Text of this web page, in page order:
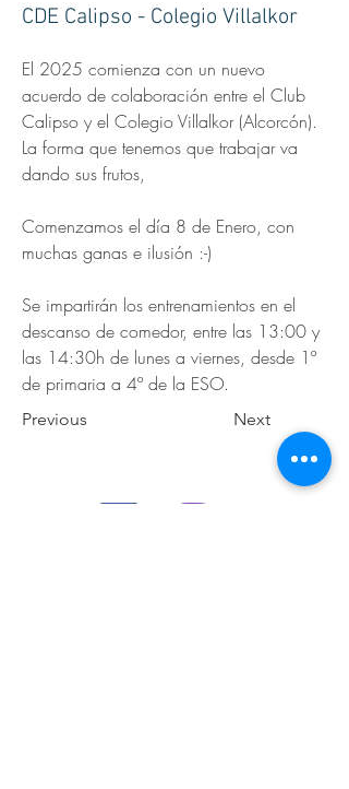
CDE Calipso - Colegio Villalkor
Previous Next
El 2025 comienza con un nuevo
acuerdo de colaboración entre el Club
Calipso y el Colegio Villalkor (Alcorcón).
La forma que tenemos que trabajar va
dando sus frutos,
Comenzamos el día 8 de Enero, con
muchas ganas e ilusión :-)
Se impartirán los entrenamientos en el
descanso de comedor, entre las 13:00 y
las 14:30h de lunes a viernes, desde 1º
de primaria a 4º de la ESO.